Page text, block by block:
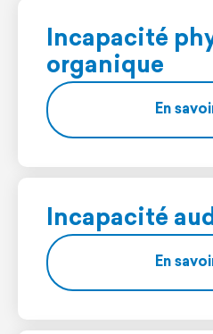
Incapacité
organique
En
Incapacité
En